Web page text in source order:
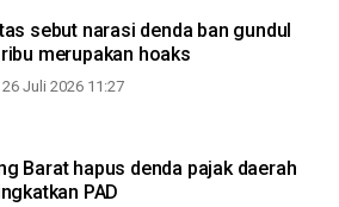
sebut narasi denda ban gundul
merupakan hoaks
Juli 2026 11:27
Barat hapus denda pajak daerah
PAD